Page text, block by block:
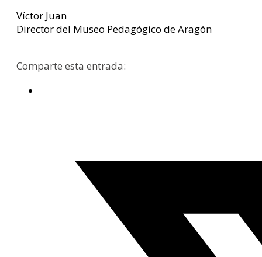
Víctor Juan
Director del Museo Pedagógico de Aragón
Comparte esta entrada: